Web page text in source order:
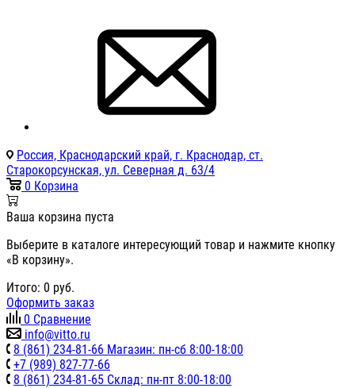
Россия, Краснодарский край, г. Краснодар, ст.
Старокорсунская, ул. Северная д. 63/4
0 Корзина
Ваша корзина пуста
Выберите в каталоге интересующий товар и нажмите кнопку
«В корзину».
Итого: 0 руб.
Оформить заказ
0 Сравнение
info@vitto.ru
8 (861) 234-81-66 Магазин: пн-сб 8:00-18:00
+7 (989) 827-77-66
8 (861) 234-81-65 Склад: пн-пт 8:00-18:00